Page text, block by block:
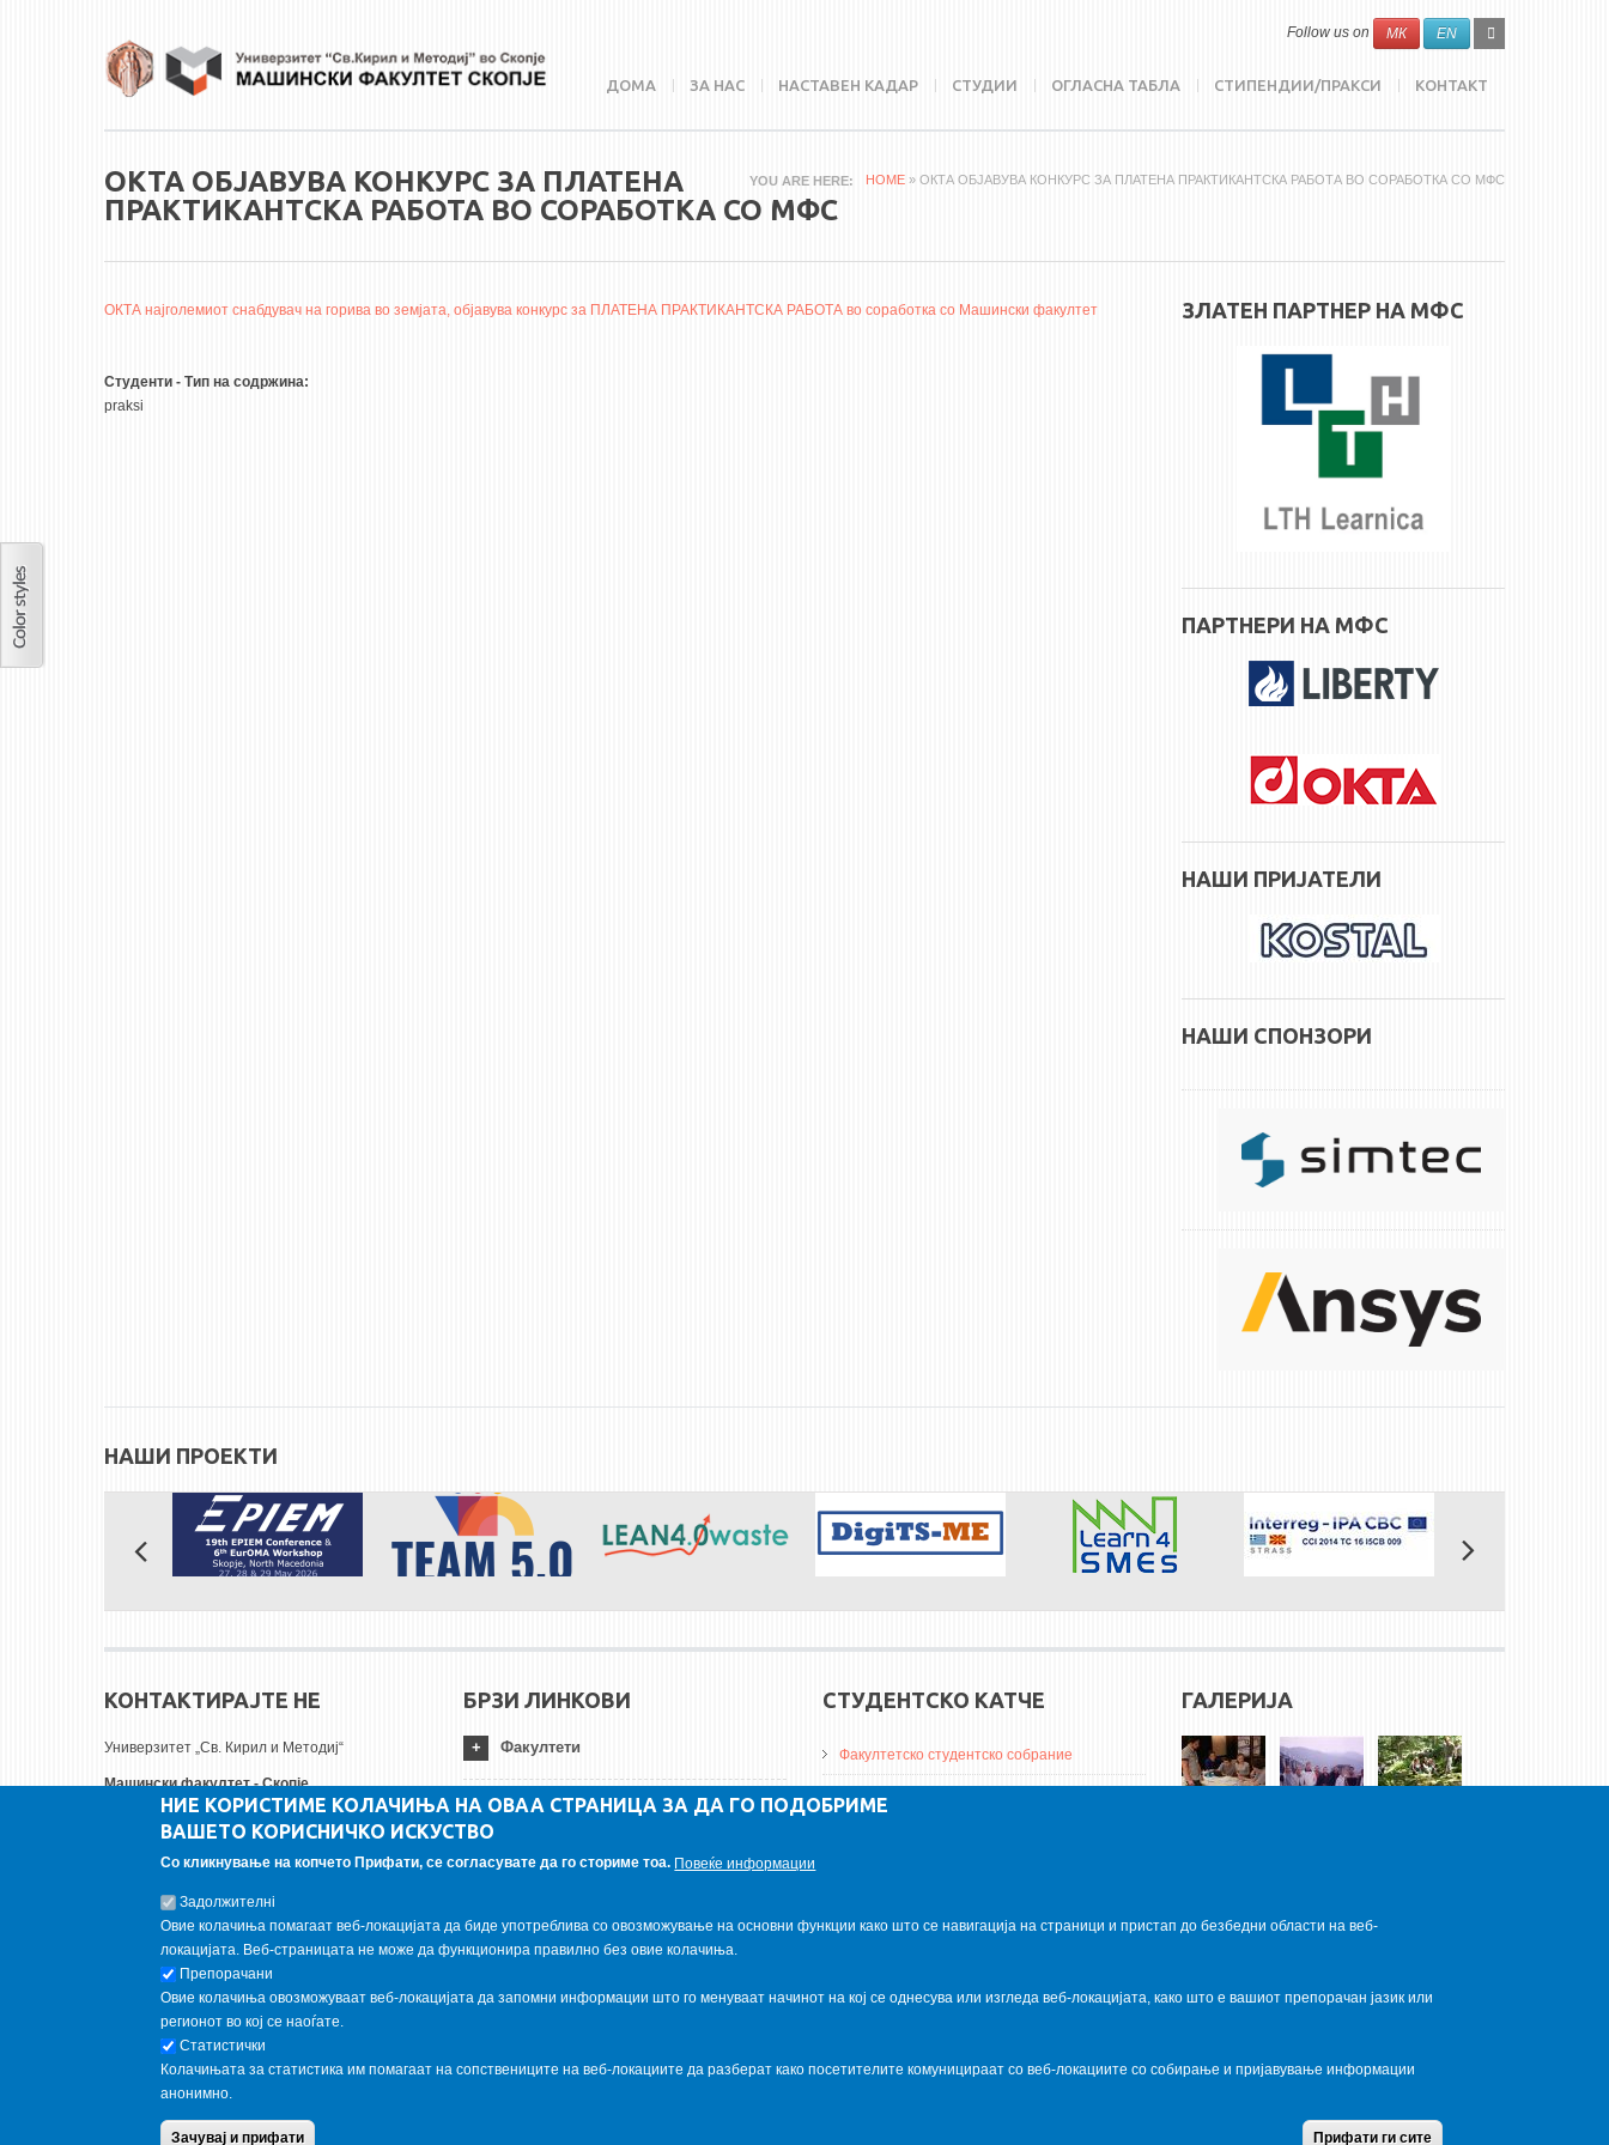
SEARCH
FORM
Search
Follow us on МК EN
ДОМА ЗА НАС НАСТАВЕН КАДАР СТУДИИ ОГЛАСНА ТАБЛА СТИПЕНДИИ/ПРАКСИ КОНТАКТ
YOU ARE HERE HOME » ОКТА ОБЈАВУВА КОНКУРС ЗА ПЛАТЕНА ПРАКТИКАНТСКА РАБОТА ВО СОРАБОТКА СО МФС
ОКТА ОБЈАВУВА КОНКУРС ЗА ПЛАТЕНА
ПРАКТИКАНТСКА РАБОТА ВО СОРАБОТКА СО МФС
ОКТА најголемиот снабдувач на горива во земјата, објавува конкурс за ПЛАТЕНА ПРАКТИКАНТСКА РАБОТА во соработка со Машински факултет
Студенти - Тип на содржина:
praksi
ЗЛАТЕН ПАРТНЕР НА МФС
ПАРТНЕРИ НА МФС
НАШИ ПРИЈАТЕЛИ
НАШИ СПОНЗОРИ
НАШИ ПРОЕКТИ
КОНТАКТИРАЈТЕ НЕ
Универзитет „Св. Кирил и Методиј“
Машински факултет - Скопје
Руѓер Бошковиќ бр.18
1000 Скопје, Република Северна Македонија
+ 389 2 3099-200
Е-пошта:contact@mf.edu.mk
FOLLOW US
Follow us on:
БРЗИ ЛИНКОВИ
Факултети
Универзитети
Институции
СТУДЕНТСКО КАТЧЕ
Факултетско студентско собрание
ДА Винчи магазин
ГАЛЕРИЈА
Copyright © 2013 Garnet All Rights Reserved. Designed by Terms condition Privacy Policy
НИЕ КОРИСТИМЕ КОЛАЧИЊА НА ОВАА СТРАНИЦА ЗА ДА ГО ПОДОБРИМЕ
ВАШЕТО КОРИСНИЧКО ИСКУСТВО
Со кликнување на копчето Прифати, се согласувате да го сториме тоа. Повеќе информации
Задолжителнi
Овие колачиња помагаат веб-локацијата да биде употреблива со овозможување на основни функции како што се навигација на страници и пристап до безбедни области на веб-
локацијата. Веб-страницата не може да функционира правилно без овие колачиња.
Препорачани
Овие колачиња овозможуваат веб-локацијата да запомни информации што го менуваат начинот на кој се однесува или изгледа веб-локацијата, како што е вашиот препорачан јазик или
регионот во кој се наоѓате.
Статистички
Колачињата за статистика им помагаат на сопствениците на веб-локациите да разберат како посетителите комуницираат со веб-локациите со собирање и пријавување информации
анонимно.
Зачувај и прифати Прифати ги сите